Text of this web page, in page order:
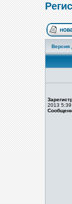
Версия
2013 5:39